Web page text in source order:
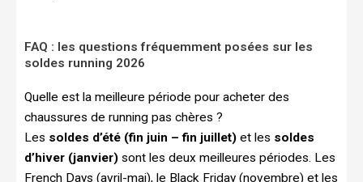
FAQ : les questions fréquemment posées sur les
soldes running 2026
Quelle est la meilleure période pour acheter des
chaussures de running pas chères ?
Les soldes d’été (fin juin – fin juillet) et les soldes
d’hiver (janvier) sont les deux meilleures périodes. Les
French Days (avril-mai), le Black Friday (novembre) et les